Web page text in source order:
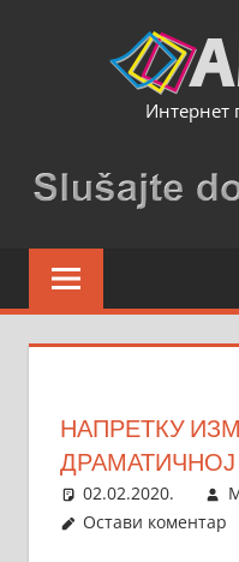
Интернет
НАПРЕТКУ
02.02.2020.
Остави коментар